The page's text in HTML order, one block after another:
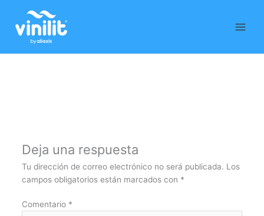
contenido
Deja una respuesta
Tu dirección de correo electrónico no será publicada. Los
campos obligatorios están marcados con *
Comentario *